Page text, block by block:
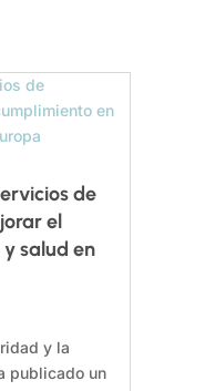
de
el
salud en
y la
publicado un